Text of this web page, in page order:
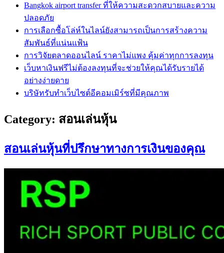
Bangkok airport transfer ที่ให้ความสะดวกสบายและความ
ปลอดภัย
การเลือกซื้อโล่ห์ในไลน์ยังสามารถเป็นการสร้างความ
สัมพันธ์ที่แน่นแฟ้น
การวิจัยตลาดออนไลน์ ราคาไม่แพง คุ้มค่าทุกการลงทุน
เว็บหาเงินฟรีไม่ต้องลงทุนที่จะช่วยให้คุณได้รับรายได้
อย่างง่ายดาย
บริษัทรับทำเว็บไซต์อีคอมเมิร์ซที่มีคุณภาพ
Category: สอนเล่นหุ้น
สอนเล่นหุ้นที่ปรึกษาทางการเงินของคุณ